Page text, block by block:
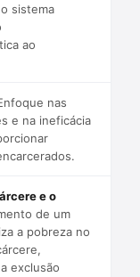
sistema
ao
nas
e na ineficácia
e o
de um
a pobreza no
exclusão